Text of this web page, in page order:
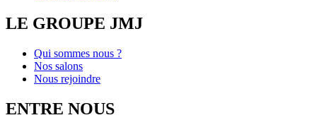
LE GROUPE JMJ
Qui sommes nous ?
Nos salons
Nous rejoindre
ENTRE NOUS